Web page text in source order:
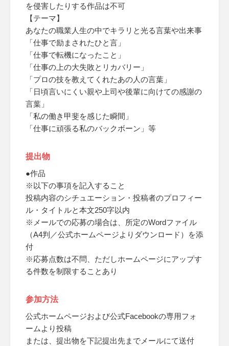
を侵害したりする作品は不可
【テーマ】
あなたの職業人生の中でキラリと光る言葉や出来事
「仕事で励まされたひと言」
「仕事で転機になったこと」
「仕事の上の大失敗とリカバリー」
「プロの技を教えてくれたあの人の言葉」
「日頃言いにくい親や上司や後輩に向けての感謝の
言葉」
「私の働き甲斐を感じた瞬間」
「仕事に頑張る私のバックボーン」等
提出物
●作品
※以下の事項を記入すること
投稿内容のシチュエーション・投稿者のプロフィー
ル・タイトルと本文250字以内
※メールでの応募の場合は、所定のWordファイル
（A4判／公式ホームページよりダウンロード）を添
付
※応募点数は不問、ただしホームページにアップす
る件数を制限することあり
参加方法
公式ホームページおよび公式Facebookの専用フォ
ームより投稿
または、提出物を下記提出先までメールにて送付